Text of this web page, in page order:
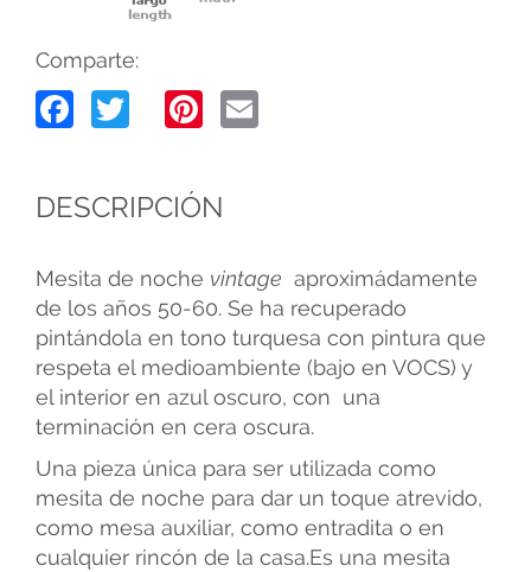
Comparte:
Facebook
TwitterPinterest
DESCRIPCIÓN
Mesita de noche vintage aproximádamente
de los años 50-60. Se ha recuperado
pintándola en tono turquesa con pintura que
respeta el medioambiente (bajo en VOCS) y
el interior en azul oscuro, con una
terminación en cera oscura.
Una pieza única para ser utilizada como
mesita de noche para dar un toque atrevido,
como mesa auxiliar, como entradita o en
cualquier rincón de la casa.Es una mesita